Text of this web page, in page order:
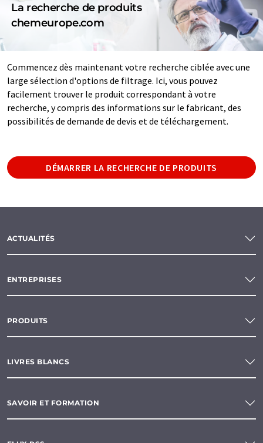
La recherche de produits
chemeurope.com
Commencez dès maintenant votre recherche ciblée avec une
large sélection d'options de filtrage. Ici, vous pouvez
facilement trouver le produit correspondant à votre
recherche, y compris des informations sur le fabricant, des
possibilités de demande de devis et de téléchargement.
DÉMARRER LA RECHERCHE DE PRODUITS
ACTUALITÉS
ENTREPRISES
PRODUITS
LIVRES BLANCS
SAVOIR ET FORMATION